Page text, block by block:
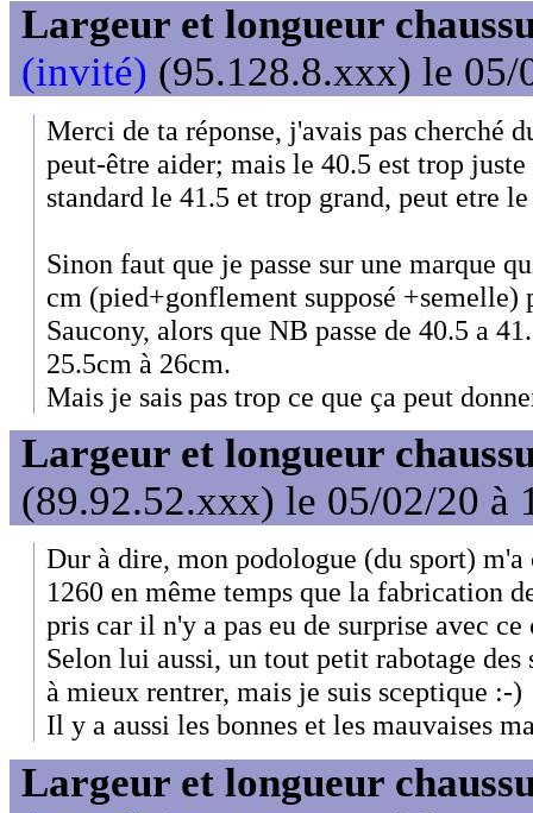
Largeur et longueur
(invité) (95.128.8.xxx) le 05/
Merci de ta réponse, j'avais pas cherché
peut-être aider; mais le 40.5 est trop
standard le 41.5 et trop grand, peut etre
Sinon faut que je passe sur une marque
cm (pied+gonflement supposé +semelle)
Saucony, alors que NB passe de 40.5 a
25.5cm à 26cm.
Mais je sais pas trop ce que ça peut
Largeur et longueur
(89.92.52.xxx) le 05/02/20 à
Dur à dire, mon podologue (du sport)
1260 en même temps que la fabrication
pris car il n'y a pas eu de surprise avec
Selon lui aussi, un tout petit rabotage
à mieux rentrer, mais je suis sceptique :-)
Il y a aussi les bonnes et les mauvaises
Largeur et longueur